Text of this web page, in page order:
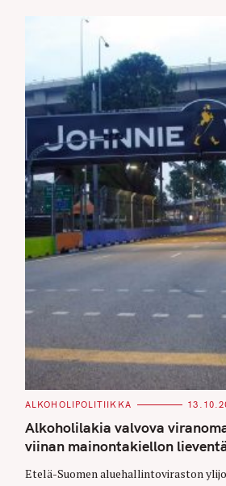
C
T
E
G
O
I
E
ALKOHOLIPOLITIIKKA
Alkoholilakia valvova
viinan mainontakiellon
Etelä-Suomen aluehallintoviraston